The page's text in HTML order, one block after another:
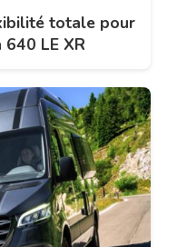
totale pour
LE XR